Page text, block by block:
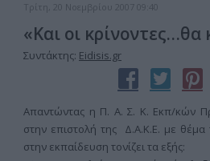
Τρίτη, 20 Νοεμβρίου 2007 09:40
«Και οι κρίνοντες…θα
Συντάκτης: Eidisis.gr
Απαντώντας η Π. Α. Σ. Κ. Εκπ/κών
στην επιστολή της Δ.Α.Κ.Ε. με θέμα
στην εκπαίδευση τονίζει τα εξής: